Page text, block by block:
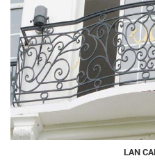
LAN